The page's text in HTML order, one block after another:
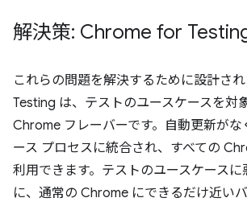
解決策: Chrome for
これらの問題を解決するために設計さ
Testing は、テストのユースケースを対
Chrome フレーバーです。自動更新がな
ース プロセスに統合され、すべての
利用できます。テストのユースケース
に、通常の Chrome にできるだけ近い